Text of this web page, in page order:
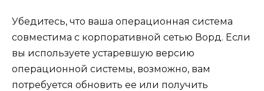
Убедитесь, что ваша операционная система
совместима с корпоративной сетью Ворд. Если
вы используете устаревшую версию
операционной системы, возможно, вам
потребуется обновить ее или получить